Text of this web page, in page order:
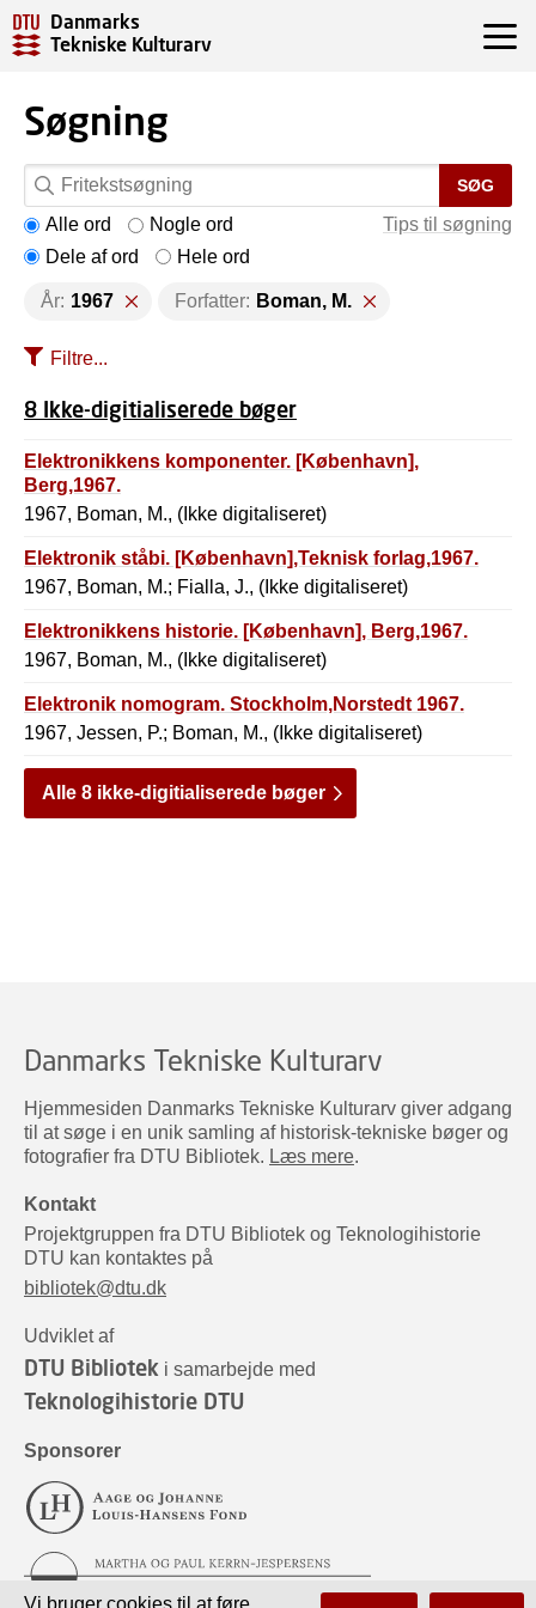
Danmarks
Tekniske Kulturarv
Søgning
SØG
Tips til søgning
Alle ord
Nogle ord
Dele af ord
Hele ord
År: 1967 Forfatter: Boman, M.
Filtre...
8 Ikke-digitialiserede bøger
Elektronikkens komponenter. [København],
Berg,1967.
1967, Boman, M., (Ikke digitaliseret)
Elektronik ståbi. [København],Teknisk forlag,1967.
1967, Boman, M.; Fialla, J., (Ikke digitaliseret)
Elektronikkens historie. [København], Berg,1967.
1967, Boman, M., (Ikke digitaliseret)
Elektronik nomogram. Stockholm,Norstedt 1967.
1967, Jessen, P.; Boman, M., (Ikke digitaliseret)
Alle 8 ikke-digitialiserede bøger
Danmarks Tekniske Kulturarv
Hjemmesiden Danmarks Tekniske Kulturarv giver adgang
til at søge i en unik samling af historisk-tekniske bøger og
fotografier fra DTU Bibliotek. Læs mere.
Kontakt
Projektgruppen fra DTU Bibliotek og Teknologihistorie
DTU kan kontaktes på
bibliotek@dtu.dk
Udviklet af
DTU Bibliotek i samarbejde med
Teknologihistorie DTU
Sponsorer
Vi bruger cookies til at føre